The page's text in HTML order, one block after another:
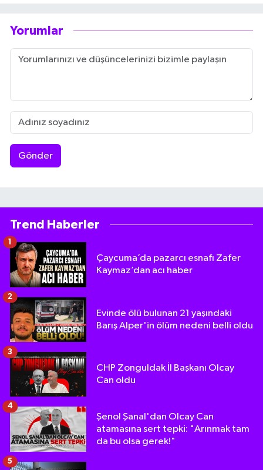
Yorumlar
Gönder
Trend Haberler
Çaycuma’da pazarcı esnafı Zafer
Kaymaz’dan acı haber
1
Evinde ölü bulunan 21 yaşındaki
Barış Alper'in ölüm nedeni belli oldu
2
CHP Zonguldak İl Başkanı Olcay
Can oldu
3
Şenol Şanal'dan Olcay Can
atamasına sert tepki: "Arınmak tam
da bu olsa gerek!"
4
5